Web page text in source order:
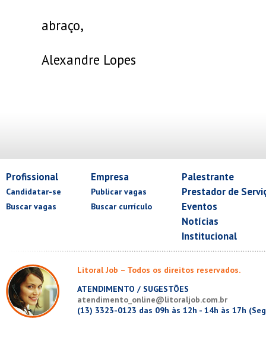
abraço,
Alexandre Lopes
Profissional
Candidatar-se
Buscar vagas
Empresa
Publicar vagas
Buscar currículo
Palestrante
Prestador de
Eventos
Notícias
Institucional
Litoral Job – Todos os direitos reservados.
ATENDIMENTO / SUGESTÕES
atendimento_online@litoraljob.com.br
(13) 3323-0123 das 09h às 12h - 14h às 17h